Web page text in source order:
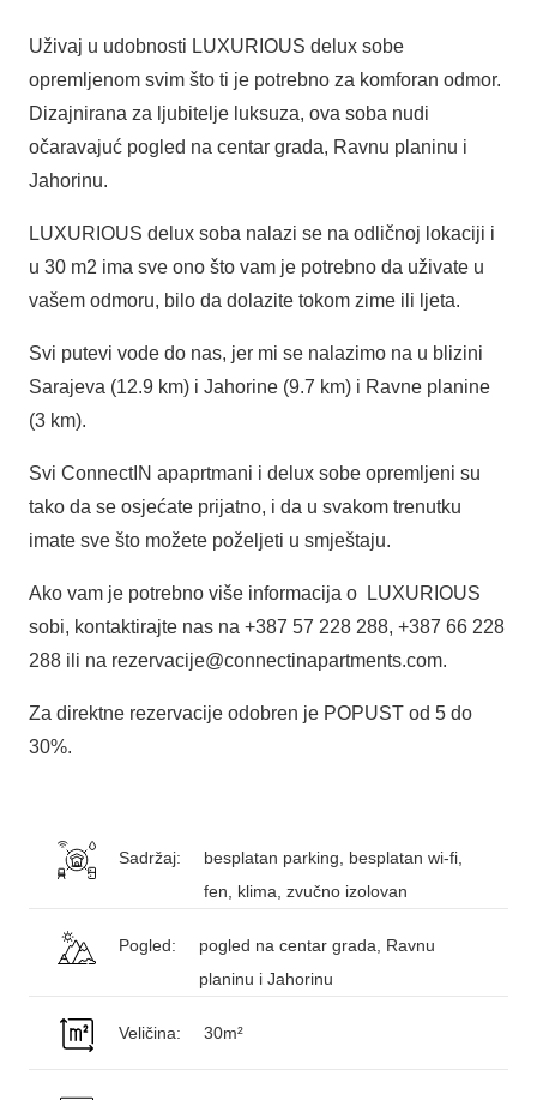
Uživaj u udobnosti LUXURIOUS delux sobe
opremljenom svim što ti je potrebno za komforan odmor.
Dizajnirana za ljubitelje luksuza, ova soba nudi
očaravajuć pogled na centar grada, Ravnu planinu i
Jahorinu.
LUXURIOUS delux soba nalazi se na odličnoj lokaciji i
u 30 m2 ima sve ono što vam je potrebno da uživate u
vašem odmoru, bilo da dolazite tokom zime ili ljeta.
Svi putevi vode do nas, jer mi se nalazimo na u blizini
Sarajeva (12.9 km) i Jahorine (9.7 km) i Ravne planine
(3 km).
Svi ConnectIN apaprtmani i delux sobe opremljeni su
tako da se osjećate prijatno, i da u svakom trenutku
imate sve što možete poželjeti u smještaju.
Ako vam je potrebno više informacija o LUXURIOUS
sobi, kontaktirajte nas na +387 57 228 288, +387 66 228
288 ili na rezervacije@connectinapartments.com.
Za direktne rezervacije odobren je POPUST od 5 do
30%.
Sadržaj:
besplatan parking, besplatan wi-fi,
fen, klima, zvučno izolovan
Pogled:
pogled na centar grada, Ravnu
planinu i Jahorinu
Veličina: 30m²